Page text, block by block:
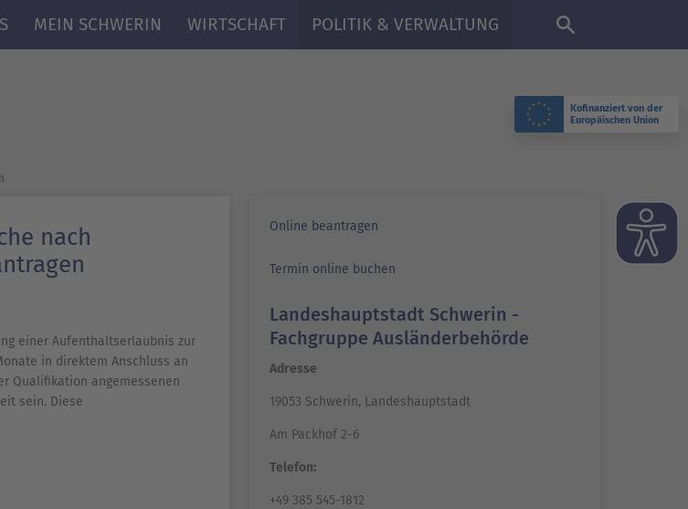
Kofinanziert von der
Europäischen Union
DE
MEIN SCHWERIN WIRTSCHAFT POLITIK & VERWALTUNG
nach
einer Aufenthaltserlaubnis zur
in direktem Anschluss an
Qualifikation angemessenen
sein. Diese
Online beantragen
Termin online buchen
Landeshauptstadt Schwerin -
Fachgruppe Ausländerbehörde
Adresse
19053 Schwerin, Landeshauptstadt
Am Packhof 2-6
Telefon:
+49 385 545-1812